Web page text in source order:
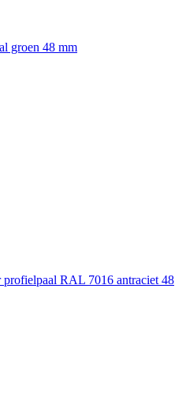
groen 48 mm
RAL 7016 antraciet 48